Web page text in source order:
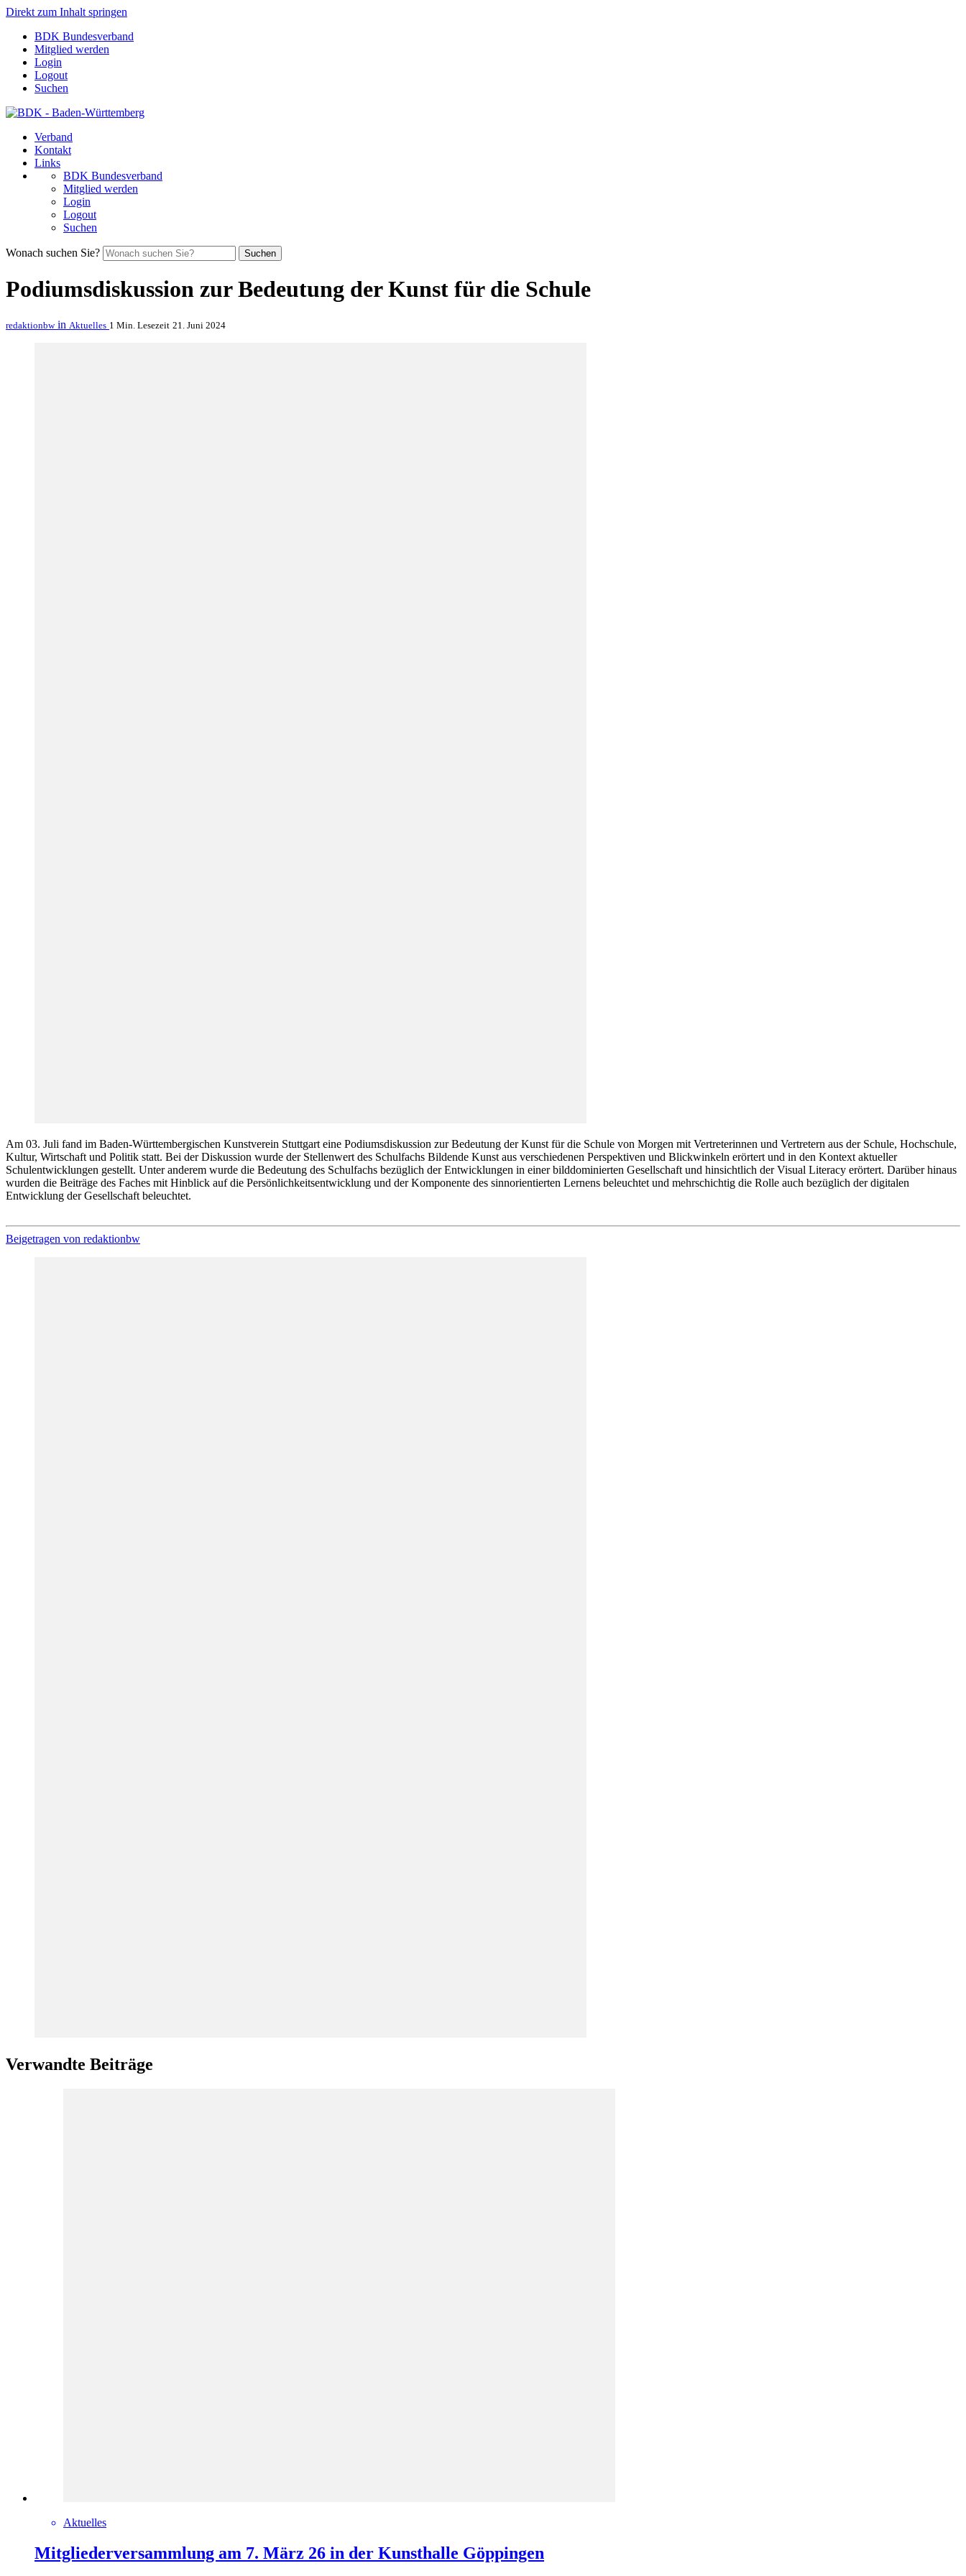
Direkt zum Inhalt springen
BDK Bundesverband
Mitglied werden
Login
Logout
Suchen
Verband
Kontakt
Links
BDK Bundesverband
Mitglied werden
Login
Logout
Suchen
Wonach suchen Sie? Suchen
Podiumsdiskussion zur Bedeutung der Kunst für die Schule
redaktionbw in Aktuelles 1 Min. Lesezeit 21. Juni 2024
Am 03. Juli fand im Baden-Württembergischen Kunstverein Stuttgart eine Podiumsdiskussion zur Bedeutung der Kunst für die Schule von Morgen mit Vertreterinnen und Vertretern aus der Schule, Hochschule,
Kultur, Wirtschaft und Politik statt. Bei der Diskussion wurde der Stellenwert des Schulfachs Bildende Kunst aus verschiedenen Perspektiven und Blickwinkeln erörtert und in den Kontext aktueller
Schulentwicklungen gestellt. Unter anderem wurde die Bedeutung des Schulfachs bezüglich der Entwicklungen in einer bilddominierten Gesellschaft und hinsichtlich der Visual Literacy erörtert. Darüber hinaus
wurden die Beiträge des Faches mit Hinblick auf die Persönlichkeitsentwicklung und der Komponente des sinnorientierten Lernens beleuchtet und mehrschichtig die Rolle auch bezüglich der digitalen
Entwicklung der Gesellschaft beleuchtet.
Beigetragen von redaktionbw
Verwandte Beiträge
Aktuelles
Mitgliederversammlung am 7. März 26 in der Kunsthalle Göppingen